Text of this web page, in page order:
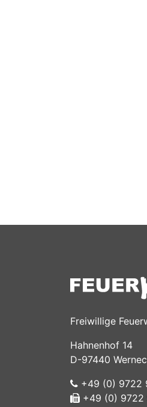
Freiwillige
Hahnenhof 14
D-97440
+49 (0) 9722
+49 (0) 9722